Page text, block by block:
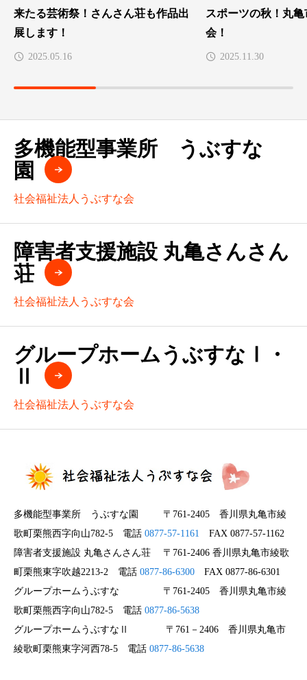
来たる芸術祭！さんさん荘も作品出
展します！
2025.05.16
スポーツの秋！丸
会！
2025.11.30
多機能型事業所 うぶすな
園
社会福祉法人うぶすな会
障害者支援施設 丸亀さんさん
荘
社会福祉法人うぶすな会
グループホームうぶすなⅠ・
Ⅱ
社会福祉法人うぶすな会
多機能型事業所 うぶすな園 〒761-2405 香川県丸亀市綾
歌町栗熊西字向山782-5 電話 0877-57-1161 FAX 0877-57-1162
障害者支援施設 丸亀さんさん荘 〒761-2406 香川県丸亀市綾歌
町栗熊東字吹越2213-2 電話 0877-86-6300 FAX 0877-86-6301
グループホームうぶすな 〒761-2405 香川県丸亀市綾
歌町栗熊西字向山782-5 電話 0877-86-5638
グループホームうぶすなⅡ 〒761－2406 香川県丸亀市
綾歌町栗熊東字河西78-5 電話 0877-86-5638